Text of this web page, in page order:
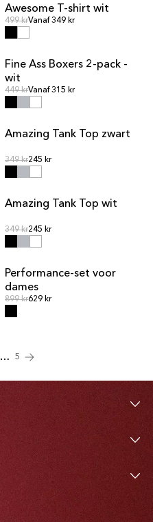
Awesome T-shirt wit
Normale prijs
499 krNormale prijs
Vanaf 349 kr
Fine Ass Boxers 2-pack -
wit
Normale prijs
449 krNormale prijs
Vanaf 315 kr
UITVERKOOP
Amazing Tank Top zwart
Normale prijs
349 krNormale prijs
245 kr
UITVERKOOP
Amazing Tank Top wit
Normale prijs
349 krNormale prijs
245 kr
UITVERKOOP
Performance-set voor
dames
Normale prijs
899 krNormale prijs
629 kr
… 5